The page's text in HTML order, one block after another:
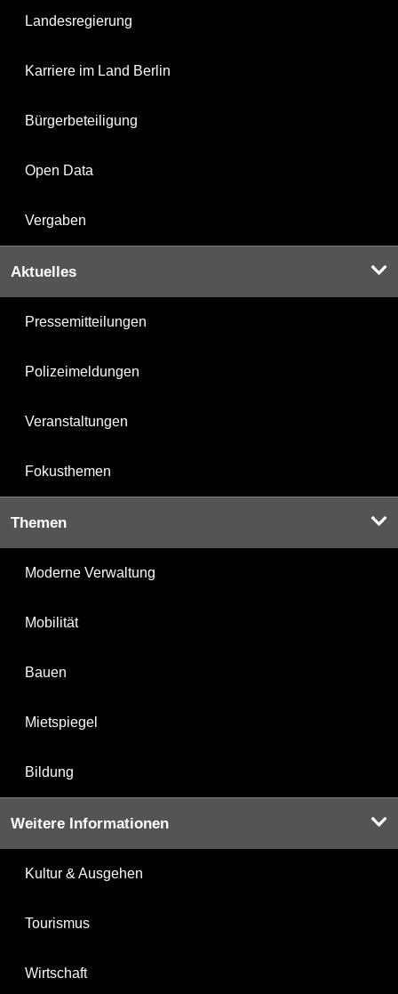
Landesregierung
Karriere im Land Berlin
Bürgerbeteiligung
Open Data
Vergaben
Aktuelles
Pressemitteilungen
Polizeimeldungen
Veranstaltungen
Fokusthemen
Themen
Moderne Verwaltung
Mobilität
Bauen
Mietspiegel
Bildung
Weitere Informationen
Kultur & Ausgehen
Tourismus
Wirtschaft